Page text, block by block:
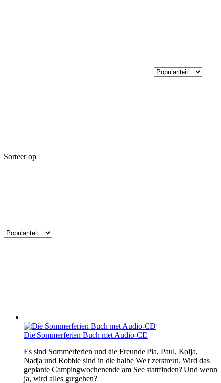
Sorteer op
Die Sommerferien Buch met Audio-CD
Es sind Sommerferien und die Freunde Pia, Paul, Kolja,
Nadja und Robbie sind in die halbe Welt zerstreut. Wird das
geplante Campingwochenende am See stattfinden? Und wenn
ja, wird alles gutgehen?